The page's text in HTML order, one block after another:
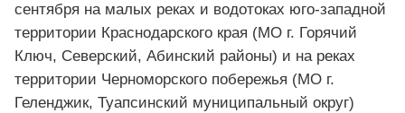
сентября на малых реках и водотоках юго-западной
территории Краснодарского края (МО г. Горячий
Ключ, Северский, Абинский районы) и на реках
территории Черноморского побережья (МО г.
Геленджик, Туапсинский муниципальный округ)